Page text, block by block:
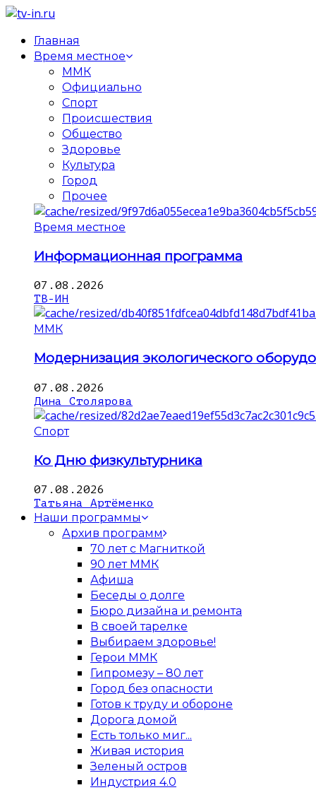
Главная
Время местное
ММК
Официально
Спорт
Происшествия
Общество
Здоровье
Культура
Город
Прочее
Время местное
Информационная программа
07.08.2026
ТВ-ИН
ММК
Модернизация экологического
07.08.2026
Дина Столярова
Спорт
Ко Дню физкультурника
07.08.2026
Татьяна Артёменко
Наши программы
Архив программ
70 лет с Магниткой
90 лет ММК
Афиша
Беседы о долге
Бюро дизайна и ремонта
В своей тарелке
Выбираем здоровье!
Герои ММК
Гипромезу – 80 лет
Город без опасности
Готов к труду и обороне
Дорога домой
Есть только миг...
Живая история
Зеленый остров
Индустрия 4.0